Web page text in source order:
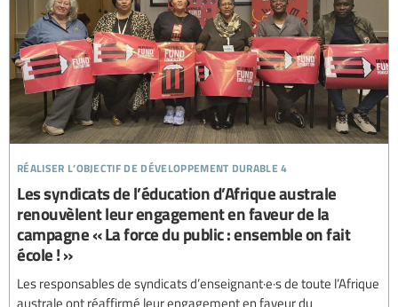
réaliser l’objectif de développement durable 4
Les syndicats de l’éducation d’Afrique australe
renouvèlent leur engagement en faveur de la
campagne « La force du public : ensemble on fait
école ! »
Les responsables de syndicats d’enseignant·e·s de toute l’Afrique
australe ont réaffirmé leur engagement en faveur du